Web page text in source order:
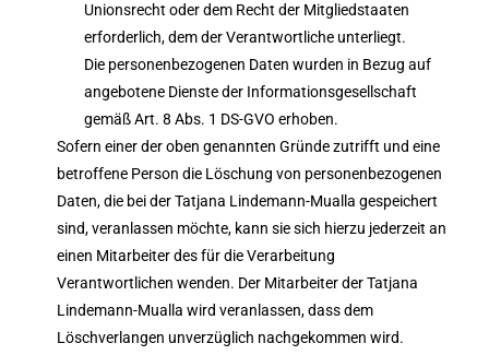
Unionsrecht oder dem Recht der Mitgliedstaaten
erforderlich, dem der Verantwortliche unterliegt.
Die personenbezogenen Daten wurden in Bezug auf
angebotene Dienste der Informationsgesellschaft
gemäß Art. 8 Abs. 1 DS-GVO erhoben.
Sofern einer der oben genannten Gründe zutrifft und eine
betroffene Person die Löschung von personenbezogenen
Daten, die bei der Tatjana Lindemann-Mualla gespeichert
sind, veranlassen möchte, kann sie sich hierzu jederzeit an
einen Mitarbeiter des für die Verarbeitung
Verantwortlichen wenden. Der Mitarbeiter der Tatjana
Lindemann-Mualla wird veranlassen, dass dem
Löschverlangen unverzüglich nachgekommen wird.